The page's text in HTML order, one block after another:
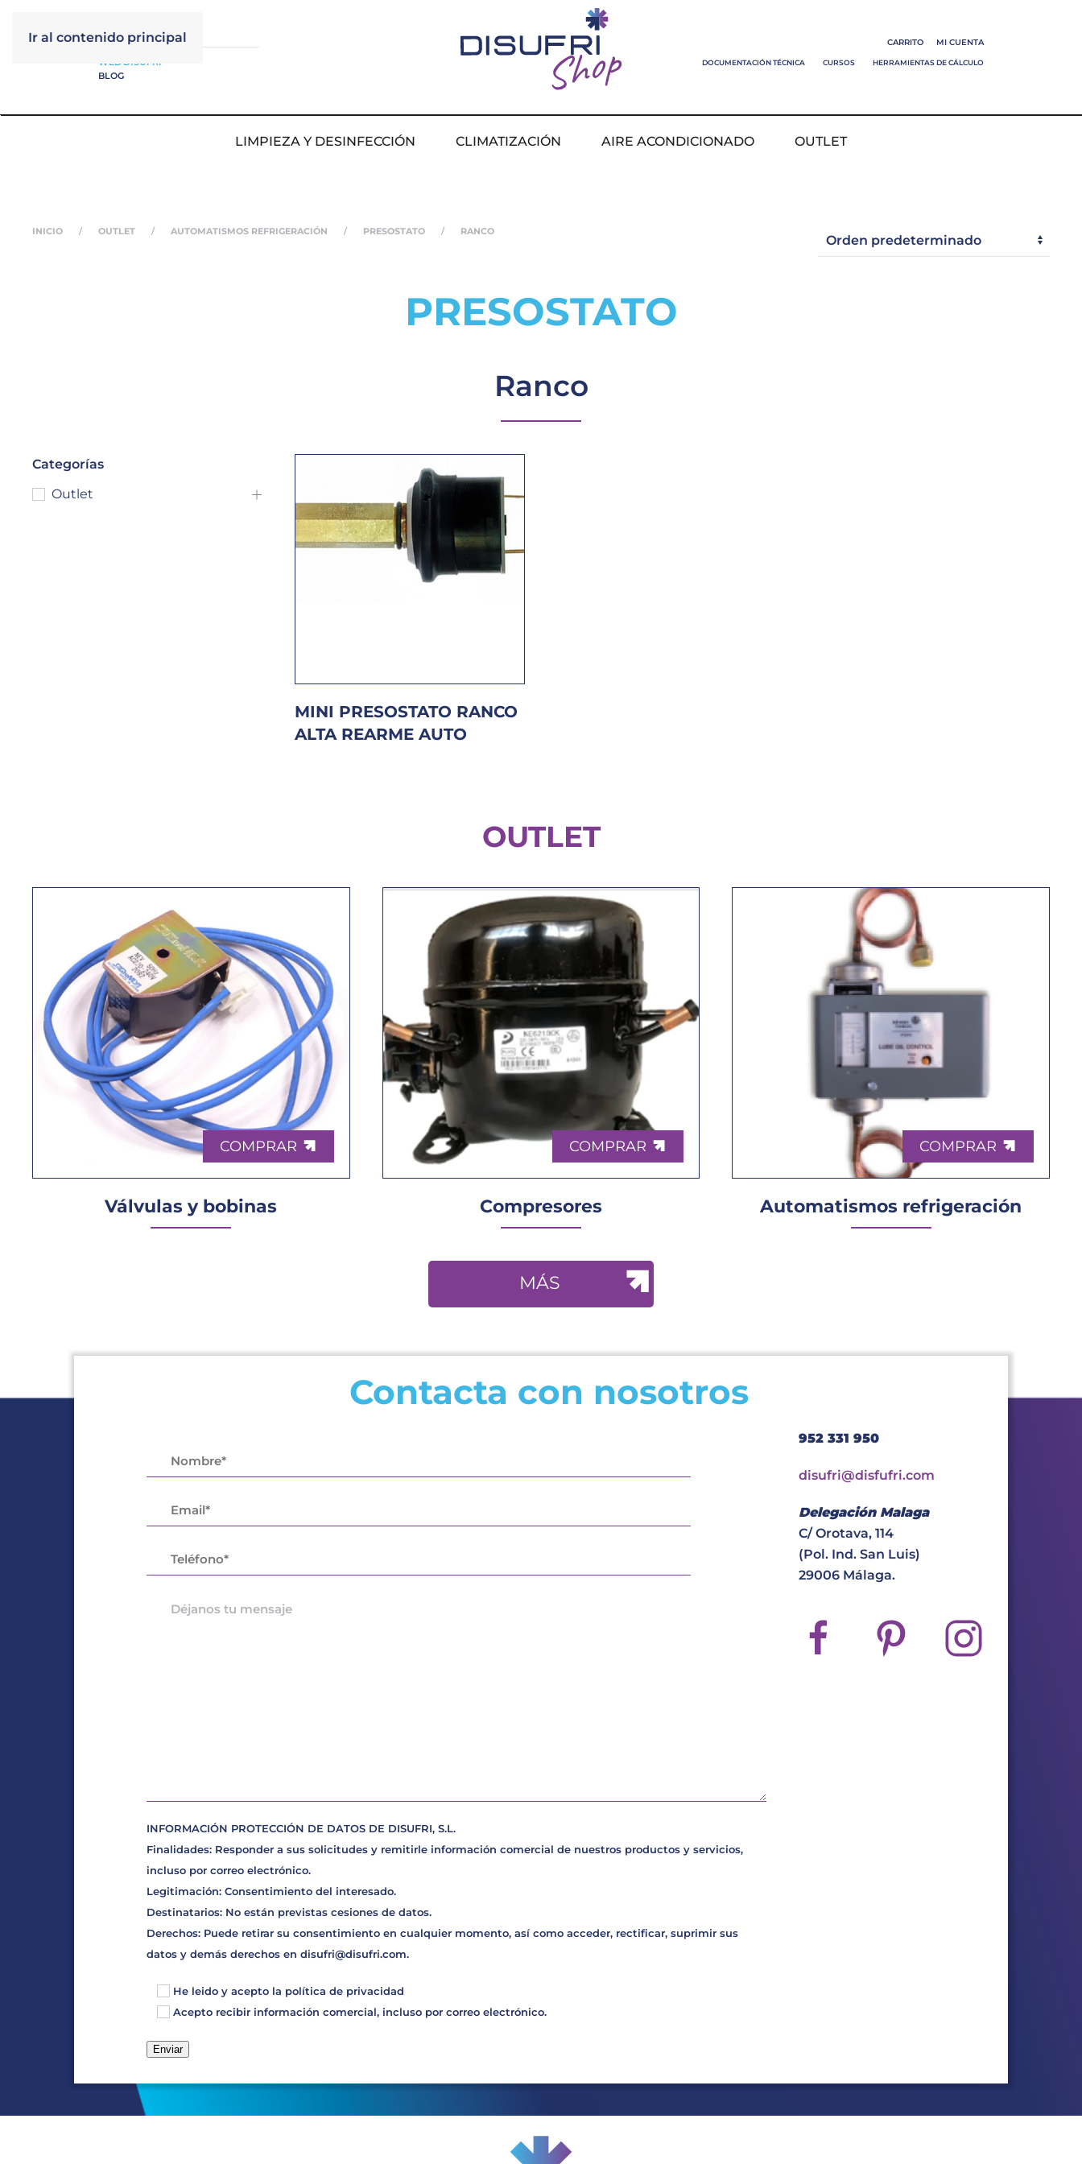
Ir al contenido principal
WEB DISUFRI
BLOG
CARRITO MI CUENTA
DOCUMENTACIÓN TÉCNICA CURSOS HERRAMIENTAS DE CÁLCULO
LIMPIEZA Y DESINFECCIÓN CLIMATIZACIÓN AIRE ACONDICIONADO OUTLET
INICIO OUTLET AUTOMATISMOS REFRIGERACIÓN PRESOSTATO RANCO
PRESOSTATO
Ranco
Categorías
Outlet
MINI PRESOSTATO RANCO
ALTA REARME AUTO
OUTLET
COMPRAR
Válvulas y bobinas
COMPRAR
Compresores
COMPRAR
Automatismos refrigeración
MÁS
Contacta con nosotros
INFORMACIÓN PROTECCIÓN DE DATOS DE DISUFRI, S.L.
Finalidades: Responder a sus solicitudes y remitirle información comercial de nuestros productos y servicios,
incluso por correo electrónico.
Legitimación: Consentimiento del interesado.
Destinatarios: No están previstas cesiones de datos.
Derechos: Puede retirar su consentimiento en cualquier momento, así como acceder, rectificar, suprimir sus
datos y demás derechos en disufri@disufri.com.
He leido y acepto la política de privacidad
Acepto recibir información comercial, incluso por correo electrónico.
952 331 950
disufri@disfufri.com
Delegación Malaga
C/ Orotava, 114
(Pol. Ind. San Luis)
29006 Málaga.